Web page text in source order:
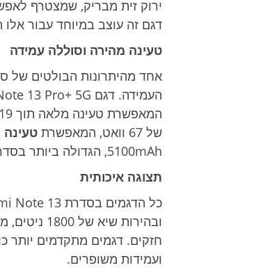
ירוק זית מבריק, שמצטרף
דגם זה עוצב במיוחד עבור
טעינה מהירה וסוללה עמידה
של 67 וואט, המאפשרת
טעינה
5100mAh, הגדולה ביותר בסדרה עד כה, המבטיחה שימוש רציף לאורך היום.
תצוגה איכותית
ובהירות
ועמידות משופרים.